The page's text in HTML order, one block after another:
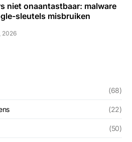
niet onaantastbaar: malware
sleutels misbruiken
2026
(68)
(22)
(50)